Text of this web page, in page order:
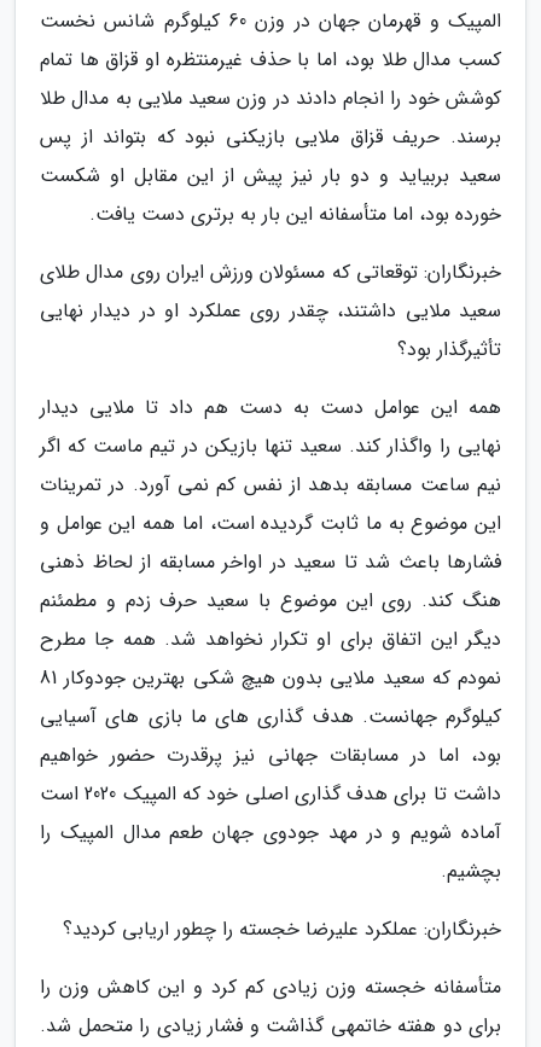
المپیک و قهرمان جهان در وزن 60 کیلوگرم شانس نخست
کسب مدال طلا بود، اما با حذف غیرمنتظره او قزاق ها تمام
کوشش خود را انجام دادند در وزن سعید ملایی به مدال طلا
برسند. حریف قزاق ملایی بازیکنی نبود که بتواند از پس
سعید بربیاید و دو بار نیز پیش از این مقابل او شکست
خورده بود، اما متأسفانه این بار به برتری دست یافت.
خبرنگاران: توقعاتی که مسئولان ورزش ایران روی مدال طلای
سعید ملایی داشتند، چقدر روی عملکرد او در دیدار نهایی
تأثیرگذار بود؟
همه این عوامل دست به دست هم داد تا ملایی دیدار
نهایی را واگذار کند. سعید تنها بازیکن در تیم ماست که اگر
نیم ساعت مسابقه بدهد از نفس کم نمی آورد. در تمرینات
این موضوع به ما ثابت گردیده است، اما همه این عوامل و
فشارها باعث شد تا سعید در اواخر مسابقه از لحاظ ذهنی
هنگ کند. روی این موضوع با سعید حرف زدم و مطمئنم
دیگر این اتفاق برای او تکرار نخواهد شد. همه جا مطرح
نمودم که سعید ملایی بدون هیچ شکی بهترین جودوکار 81
کیلوگرم جهانست. هدف گذاری های ما بازی های آسیایی
بود، اما در مسابقات جهانی نیز پرقدرت حضور خواهیم
داشت تا برای هدف گذاری اصلی خود که المپیک 2020 است
آماده شویم و در مهد جودوی جهان طعم مدال المپیک را
بچشیم.
خبرنگاران: عملکرد علیرضا خجسته را چطور اریابی کردید؟
متأسفانه خجسته وزن زیادی کم کرد و این کاهش وزن را
برای دو هفته خاتمهی گذاشت و فشار زیادی را متحمل شد.